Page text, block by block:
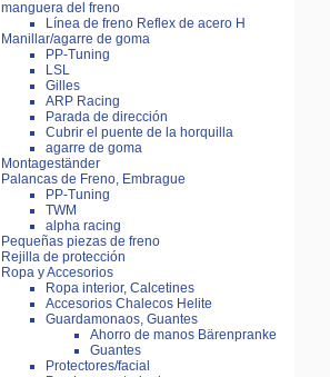
manguera del freno
Línea de freno Reflex de acero H
Manillar/agarre de goma
PP-Tuning
LSL
Gilles
ARP Racing
Parada de dirección
Cubrir el puente de la horquilla
agarre de goma
Montageständer
Palancas de Freno, Embrague
PP-Tuning
TWM
alpha racing
Pequeñas piezas de freno
Rejilla de protección
Ropa y Accesorios
Ropa interior, Calcetines
Accesorios Chalecos Helite
Guardamonaos, Guantes
Ahorro de manos Bärenpranke
Guantes
Protectores/facial